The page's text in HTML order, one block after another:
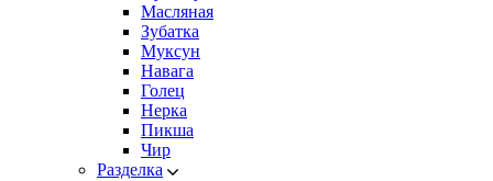
Масляная
Зубатка
Муксун
Навага
Голец
Нерка
Пикша
Чир
Разделка